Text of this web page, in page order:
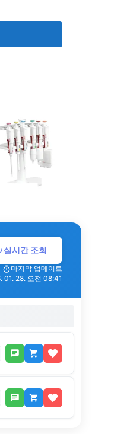
실시간 조회
마지막 업데이트
01. 28. 오전 08:41